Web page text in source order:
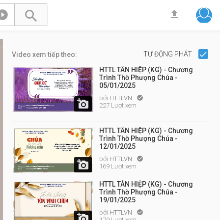
 
Video xem tiếp theo: TỰ ĐỘNG PHÁT

HTTL TÂN HIỆP (KG) - Chương
Trình Thờ Phượng Chúa -
05/01/2025
bởi HTTLVN 
227 Lượt xem

HTTL TÂN HIỆP (KG) - Chương
Trình Thờ Phượng Chúa -
12/01/2025
bởi HTTLVN 
169 Lượt xem
HTTL TÂN HIỆP (KG) - Chương
Trình Thờ Phượng Chúa -
19/01/2025
bởi HTTLVN 